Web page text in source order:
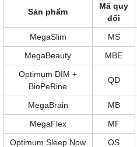
Sản phẩm
Mã quy
đổi
MegaSlim MS
MegaBeauty
MBE
Optimum DIM +
BioPeRine
QD
MegaBrain MB
MegaFlex
MF
Optimum Sleep Now
OS